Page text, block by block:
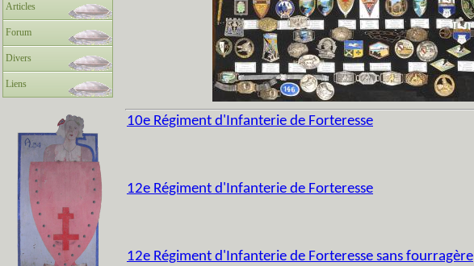
Articles
Forum
Divers
Liens
10e Régiment d'Infanterie de Forteresse
12e Régiment d'Infanterie de Forteresse
12e Régiment d'Infanterie de Forteresse sans fourragère